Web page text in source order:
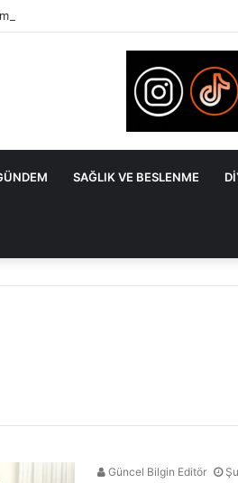
Gözden Kaçan Nedenler ve Etkili
SAĞLIK VE BESLENME
Güncel Bilgin Editör